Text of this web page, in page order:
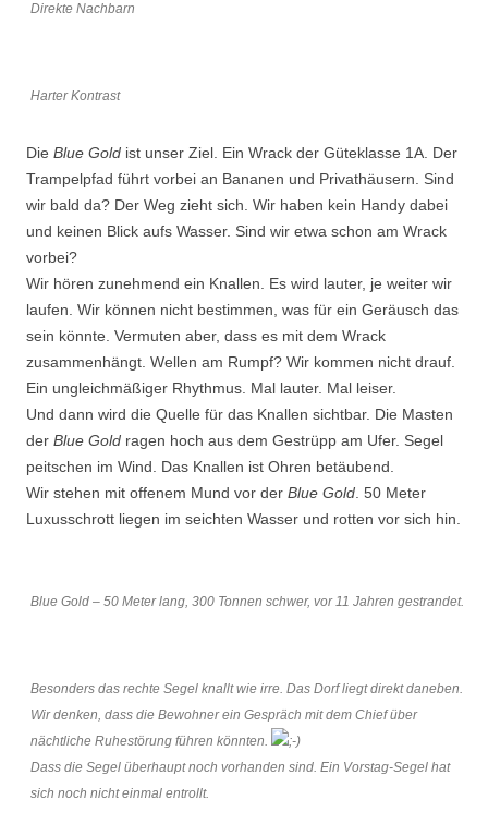
Direkte Nachbarn
Harter Kontrast
Die Blue Gold ist unser Ziel. Ein Wrack der Güteklasse 1A. Der
Trampelpfad führt vorbei an Bananen und Privathäusern. Sind
wir bald da? Der Weg zieht sich. Wir haben kein Handy dabei
und keinen Blick aufs Wasser. Sind wir etwa schon am Wrack
vorbei?
Wir hören zunehmend ein Knallen. Es wird lauter, je weiter wir
laufen. Wir können nicht bestimmen, was für ein Geräusch das
sein könnte. Vermuten aber, dass es mit dem Wrack
zusammenhängt. Wellen am Rumpf? Wir kommen nicht drauf.
Ein ungleichmäßiger Rhythmus. Mal lauter. Mal leiser.
Und dann wird die Quelle für das Knallen sichtbar. Die Masten
der Blue Gold ragen hoch aus dem Gestrüpp am Ufer. Segel
peitschen im Wind. Das Knallen ist Ohren betäubend.
Wir stehen mit offenem Mund vor der Blue Gold. 50 Meter
Luxusschrott liegen im seichten Wasser und rotten vor sich hin.
Blue Gold – 50 Meter lang, 300 Tonnen schwer, vor 11 Jahren gestrandet.
Besonders das rechte Segel knallt wie irre. Das Dorf liegt direkt daneben.
Wir denken, dass die Bewohner ein Gespräch mit dem Chief über
nächtliche Ruhestörung führen könnten.
Dass die Segel überhaupt noch vorhanden sind. Ein Vorstag-Segel hat
sich noch nicht einmal entrollt.